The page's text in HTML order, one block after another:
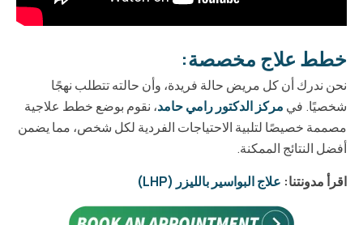
خطط علاج مخصصة:
نحن ندرك أن كل مريض حالة فريدة، وأن حالته تتطلب نهجًا
شخصيًا. في مركز الدكتور رامي حامد، نقوم بوضع خطط علاجية
مصممة خصيصًا لتلبية الاحتياجات الفردية لكل شخص، مما يضمن
أفضل النتائج الممكنة.
اقرأ مدونتنا: علاج البواسير بالليزر (LHP)